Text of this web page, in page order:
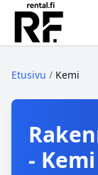
Etusivu / Kemi
- Kemi